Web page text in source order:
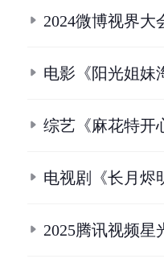
2024微博视界大
电影《阳光姐妹
综艺《麻花特开
电视剧《长月烬
2025腾讯视频星